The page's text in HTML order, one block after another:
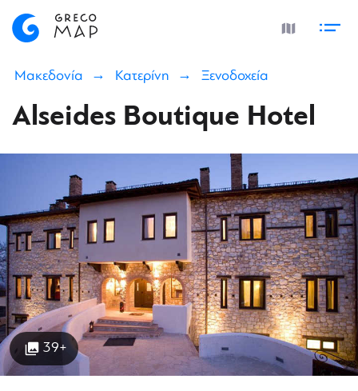
Μακεδονία Κατερίνη Ξενοδοχεία
Alseides Boutique Hotel
39+